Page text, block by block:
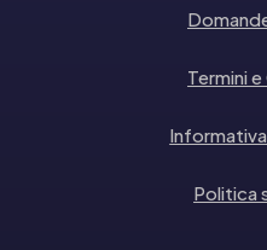
Termini
Politica